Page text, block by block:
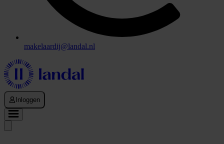
makelaardij@landal.nl
Inloggen